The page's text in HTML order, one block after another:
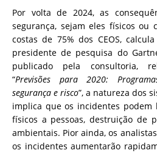
Por volta de 2024, as
segurança, sejam eles físicos ou
costas de 75% dos CEOS,
presidente de pesquisa do
publicado pela consultoria,
“Previsões para 2020:
segurança e risco”, a natureza dos
implica que os incidentes podem
físicos a pessoas, destruição de
ambientais. Pior ainda, os
os incidentes aumentarão